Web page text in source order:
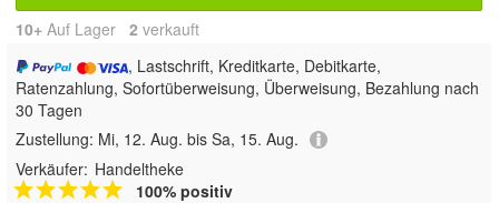
10+ Auf Lager 2 verkauft
, Lastschrift, Kreditkarte, Debitkarte,
Ratenzahlung, Sofortüberweisung, Überweisung, Bezahlung nach
30 Tagen
Zustellung: Mi, 12. Aug. bis Sa, 15. Aug.
Verkäufer: Handeltheke
100% positiv